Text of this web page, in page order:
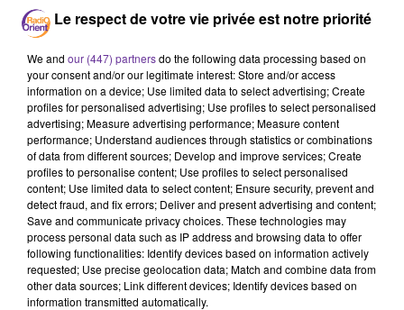
cabinet de Philippe Séguin avant de travailler pour Jean-
François Lamour, Laurent Wauquiez et François Fillon.
EMISSION PRÉPARÉE ET PRÉSENTÉE PAR LOÏC
BARRIÈRE.
Premièrediffusion, 15 mai à 19h 00Podcast de l'émission
Le respect de votre vie privée est notre priorité
We and our (447) partnersdo the following data processing based on
your consent and/or our legitimate interest: Store and/or access
information on a device; Use limited data to select advertising; Create
profiles for personalised advertising; Use profiles to select personalised
advertising; Measure advertising performance; Measure content
performance; Understand audiences through statistics or combinations
of data from different sources; Develop and improve services; Create
profiles to personalise content; Use profiles to select personalised
content; Use limited data to select content; Ensure security, prevent and
detect fraud, and fix errors; Deliver and present advertising and content;
Save and communicate privacy choices. These technologies may
process personal data such as IP address and browsing data to offer
following functionalities: Identify devices based on information actively
requested; Use precise geolocation data; Match and combine data from
other data sources; Link different devices; Identify devices based on
information transmitted automatically.